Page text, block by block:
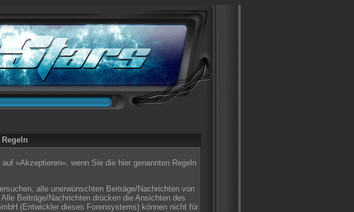
»Akzeptieren«, wenn Sie die hier genannten Regeln
alle unerwünschten Beiträge/Nachrichten von
Beiträge/Nachrichten drücken die Ansichten des
(Entwickler dieses Forensystems) können nicht für